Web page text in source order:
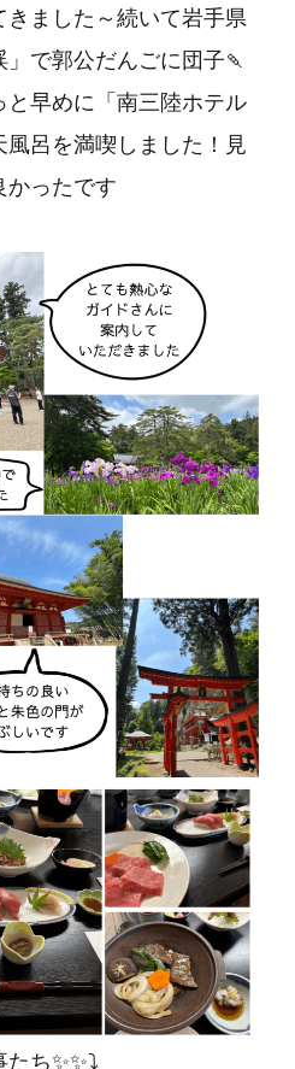
ました～続いて岩手県
で郭公だんごに団子🍡
早めに 「南三陸ホテル
風呂を満喫しました！見
かったです
ち✨✨⤵